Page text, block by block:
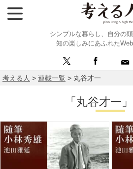
シンプルな暮らし、自分の頭
知の楽しみにあふれたWeb
考える人 > 連載一覧 > 丸谷才一
「丸谷才一